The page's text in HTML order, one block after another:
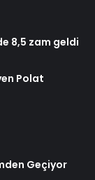
8,5 zam geldi
Polat
Geçiyor